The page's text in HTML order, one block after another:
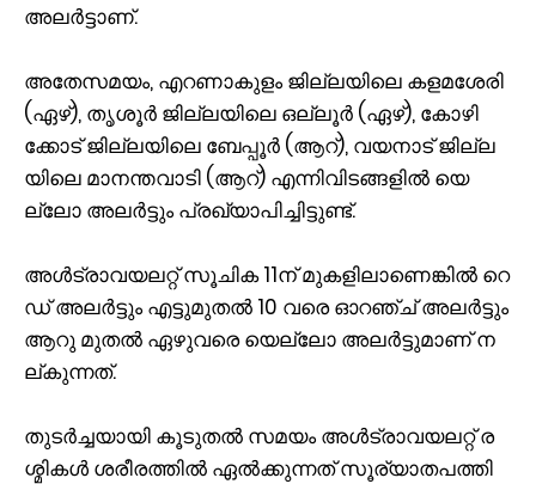
അ​ല​ർ​ട്ടാ​ണ്.
അ​തേ​സ​മ​യം, എ​റ​ണാ​കു​ളം ജി​ല്ല​യി​ലെ ക​ള​മ​ശേ​രി
(ഏ​ഴ്), തൃ​ശൂ​ർ ജി​ല്ല​യി​ലെ ഒ​ല്ലൂ​ർ (ഏ​ഴ്), കോ​ഴി​
ക്കോ​ട് ജി​ല്ല​യി​ലെ ബേ​പ്പൂ​ർ (ആ​റ്), വ​യ​നാ​ട് ജി​ല്ല​
യി​ലെ മാ​ന​ന്ത​വാ​ടി (ആ​റ്) എ​ന്നി​വി​ട​ങ്ങ​ളി​ൽ യെ​
ല്ലോ അ​ല​ർ​ട്ടും പ്ര​ഖ്യാ​പി​ച്ചി​ട്ടു​ണ്ട്.
അ​ൾ​ട്രാ​വ​യ​ല​റ്റ് സൂ​ചി​ക 11ന് ​മു​ക​ളി​ലാ​ണെ​ങ്കി​ൽ റെ​
ഡ് അ​ല​ർ​ട്ടും എ​ട്ടു​മു​ത​ൽ 10 വ​രെ ഓ​റ​ഞ്ച് അ​ല​ർ​ട്ടും
ആ​റു മു​ത​ൽ ഏ​ഴു​വ​രെ യെ​ല്ലോ അ​ല​ർ​ട്ടു​മാ​ണ് ന​
ല്കു​ന്ന​ത്.
തു​ട​ർ​ച്ച​യാ​യി കൂ​ടു​ത​ൽ സ​മ​യം അ​ൾ​ട്രാ​വ​യ​ല​റ്റ് ര​
ശ്മി​ക​ൾ ശ​രീ​ര​ത്തി​ൽ ഏ​ൽ​ക്കു​ന്ന​ത് സൂ​ര്യാ​ത​പ​ത്തി​